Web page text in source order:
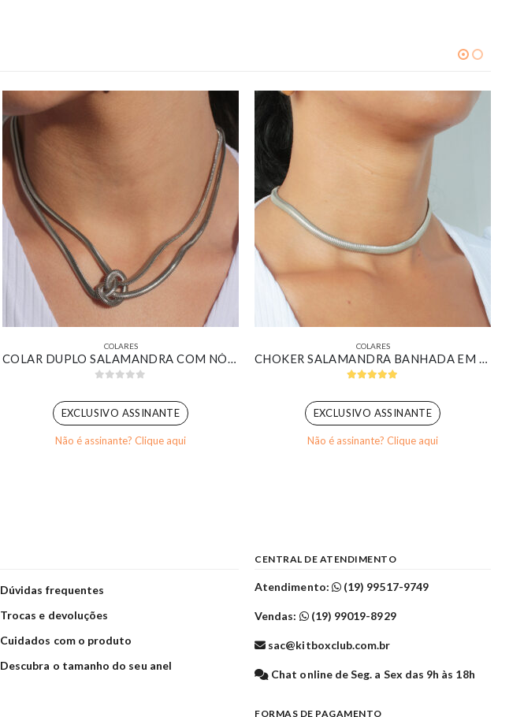
COLARES
COLAR DUPLO SALAMANDRA COM NÓ BANHADA EM OURO BRANCO
EXCLUSIVO ASSINANTE
Não é assinante? Clique aqui
COLARES
CHOKER SALAMANDRA BANHADA EM OURO BRANCO
EXCLUSIVO ASSINANTE
Não é assinante? Clique aqui
Dúvidas frequentes
Trocas e devoluções
Cuidados com o produto
Descubra o tamanho do seu anel
CENTRAL DE ATENDIMENTO
Atendimento: (19) 99517-9749
Vendas: (19) 99019-8929
sac@kitboxclub.com.br
Chat online de Seg. a Sex das 9h às 18h
FORMAS DE PAGAMENTO